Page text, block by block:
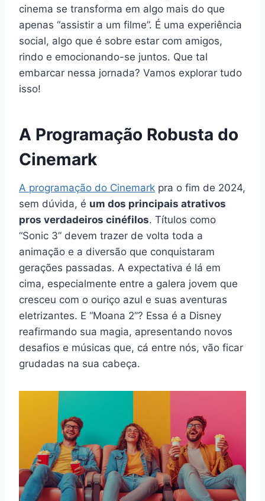
cinema se transforma em algo mais do que
apenas “assistir a um filme”. É uma experiência
social, algo que é sobre estar com amigos,
rindo e emocionando-se juntos. Que tal
embarcar nessa jornada? Vamos explorar tudo
isso!
A Programação Robusta do
Cinemark
A programação do Cinemark pra o fim de 2024,
sem dúvida, é um dos principais atrativos
pros verdadeiros cinéfilos. Títulos como
“Sonic 3” devem trazer de volta toda a
animação e a diversão que conquistaram
gerações passadas. A expectativa é lá em
cima, especialmente entre a galera jovem que
cresceu com o ouriço azul e suas aventuras
eletrizantes. E “Moana 2”? Essa é a Disney
reafirmando sua magia, apresentando novos
desafios e músicas que, cá entre nós, vão ficar
grudadas na sua cabeça.